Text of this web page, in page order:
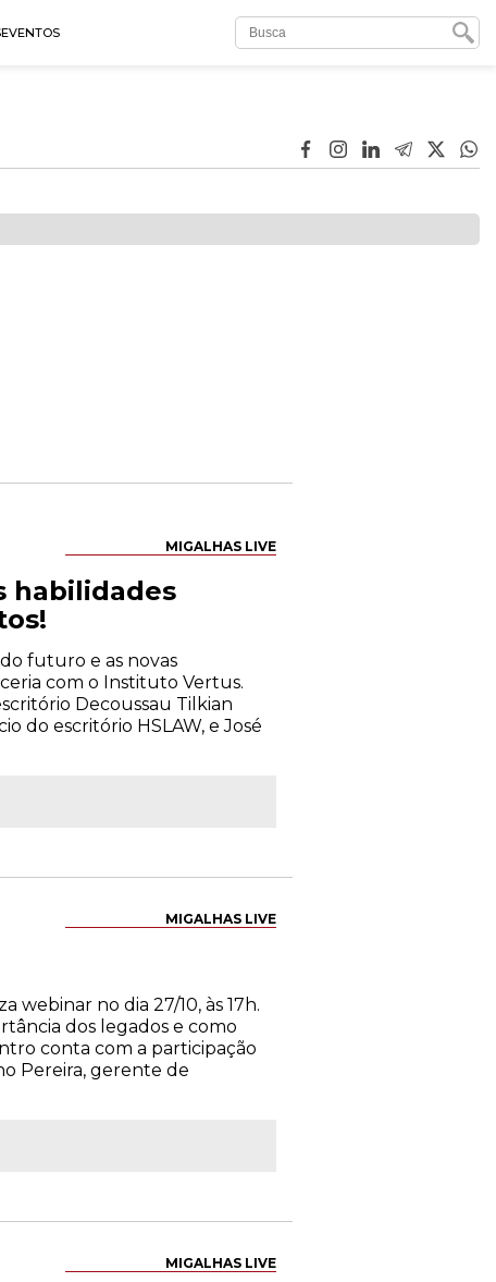
EVENTOS
MIGALHAS LIVE
habilidades
do futuro e as novas
com o Instituto Vertus.
Decoussau Tilkian
do escritório HSLAW, e José
MIGALHAS LIVE
webinar no dia 27/10, às 17h.
dos legados e como
conta com a participação
Pereira, gerente de
MIGALHAS LIVE